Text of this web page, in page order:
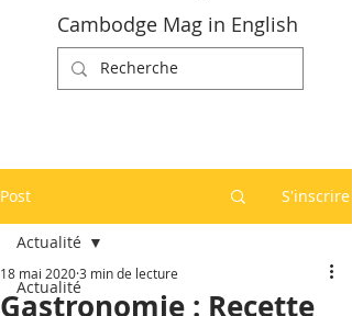
Cambodge Mag in English
Post S'inscrire
Actualité
Actualité
Gastronomie : Recette
18 mai 20203 min de lecture